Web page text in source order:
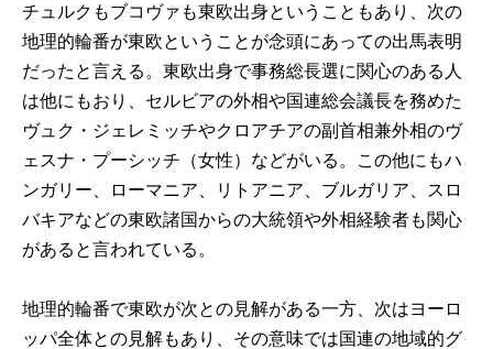
チュルクもブコヴァも東欧出身ということもあり、次の
地理的輪番が東欧ということが念頭にあっての出馬表明
だったと言える。東欧出身で事務総長選に関心のある人
は他にもおり、セルビアの外相や国連総会議長を務めた
ヴュク・ジェレミッチやクロアチアの副首相兼外相のヴ
ェスナ・プーシッチ（女性）などがいる。この他にもハ
ンガリー、ローマニア、リトアニア、ブルガリア、スロ
バキアなどの東欧諸国からの大統領や外相経験者も関心
があると言われている。
地理的輪番で東欧が次との見解がある一方、次はヨーロ
ッパ全体との見解もあり、その意味では国連の地域的グ